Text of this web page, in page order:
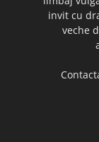
invit cu
veche